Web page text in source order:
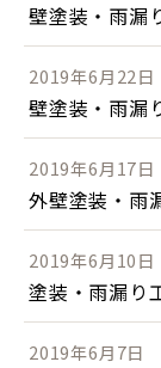
壁塗装・雨漏
2019年6月22日
壁塗装・雨漏
2019年6月17日
外壁塗装・雨
2019年6月10日
塗装・雨漏り
2019年6月7日